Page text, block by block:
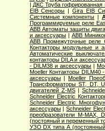
| ДКС Труба гофрированная
EIB Сенсоры |Gira EIB
Системные компоненты |
Программируемые реле
ABB Автоматы защиты
и аксессуары|ABB
ABB Промежуточные реле
Контакторы модульные и
Автоматические
контакторы DILA и
- DILM38 и аксессуары |
Moeller Контакторы DILM40
аксессуары|Moeller
Трансформаторы ST, DT,
двигателей Z-MS|
Schneider Electric
Schneider Electric
аксессуары|Schneider
преобразователи M-MAX,
(постояный и переменный
УЗО DX типа А